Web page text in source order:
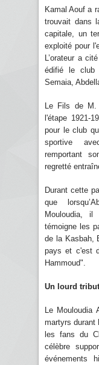
Kamal Aouf a
trouvait dans
capitale, un
exploité pour
L’orateur a
édifié le club
Semaia,
Le Fils de M.
l'étape 1921-
pour le club
sportive
remportant
regretté
Durant cette
que
Mouloudia,
témoigne les
de la Kasbah,
pays et c'est
Hammoud".
Un lourd tribut
Le Mouloudia
martyrs durant
les fans du
célèbre
événements